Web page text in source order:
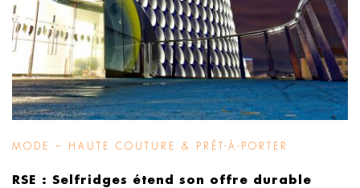
MODE – HAUTE COUTURE & PRÊT-À-PORTER
RSE : Selfridges étend son offre durable